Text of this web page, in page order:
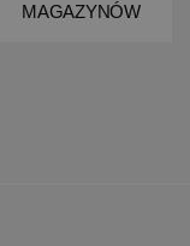
MAGAZYNÓW